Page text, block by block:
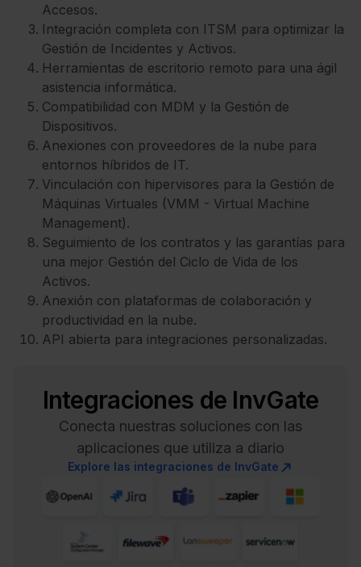
Accesos.
Integración completa con ITSM para optimizar la
Gestión de Incidentes y Activos.
Herramientas de escritorio remoto para una ágil
asistencia informática.
Compatibilidad con MDM y la Gestión de
Dispositivos.
Anexiones con proveedores de la nube para
entornos híbridos de IT.
Vinculación con hipervisores para la Gestión de
Máquinas Virtuales (VMM - Virtual Machine
Management).
Seguimiento de los contratos y las garantías para
una mejor Gestión del Ciclo de Vida de los
Activos.
Anexión con plataformas de colaboración y
productividad en la nube.
API abierta para integraciones personalizadas.
Integraciones de InvGate
Conecta nuestras soluciones con las
aplicaciones que utiliza a diario
Explore las integraciones de InvGate